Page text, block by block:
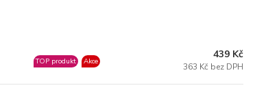
TOP produkt Akce
439 Kč
363 Kč bez DPH